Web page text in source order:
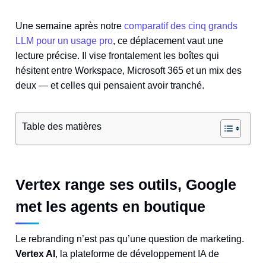
Une semaine après notre comparatif des cinq grands
LLM pour un usage pro, ce déplacement vaut une
lecture précise. Il vise frontalement les boîtes qui
hésitent entre Workspace, Microsoft 365 et un mix des
deux — et celles qui pensaient avoir tranché.
Table des matières
Vertex range ses outils, Google
met les agents en boutique
Le rebranding n’est pas qu’une question de marketing.
Vertex AI , la plateforme de développement IA de